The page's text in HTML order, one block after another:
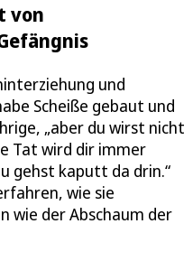
von
und
Scheiße gebaut und
„aber du wirst nicht
Tat wird dir immer
gehst kaputt da drin.“
wie sie
wie der Abschaum der